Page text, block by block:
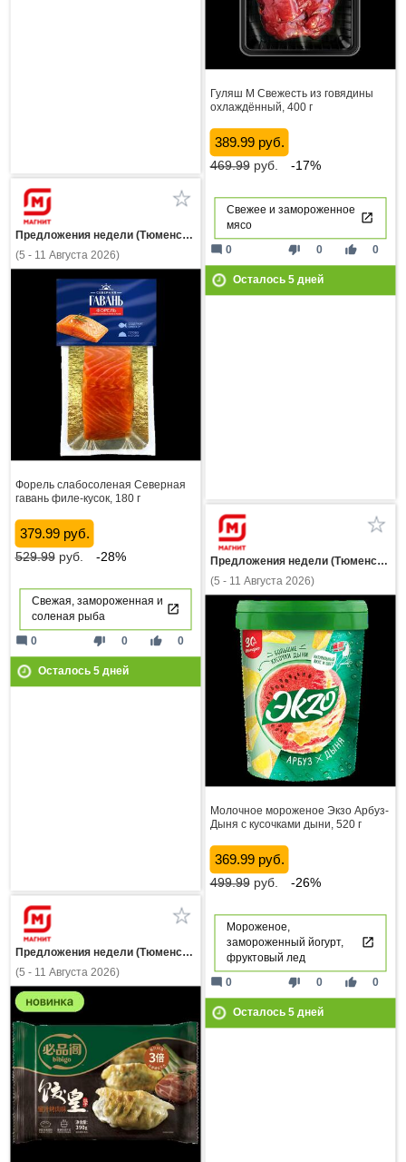
Гуляш М Свежесть из говядины
охлаждённый, 400 г
389.99 руб.
469.99руб. -17%
Свежее и замороженное
мясо
thumb_down 0 thumb_up 0
mode_comment 0
Осталось 5дней
Предложения недели (Тюменская область)
(5 - 11 Августа 2026)
Форель слабосоленая Северная
гавань филе-кусок, 180 г
379.99 руб.
529.99руб. -28%
Свежая, замороженная и
соленая рыба
thumb_down 0 thumb_up 0
mode_comment 0
Осталось 5дней
Предложения недели (Тюменская область)
(5 - 11 Августа 2026)
Молочное мороженое Экзо Арбуз-
Дыня с кусочками дыни, 520 г
369.99 руб.
499.99руб. -26%
Мороженое,
замороженный йогурт,
фруктовый лед
thumb_down 0 thumb_up 0
mode_comment 0
Осталось 5дней
Предложения недели (Тюменская область)
(5 - 11 Августа 2026)